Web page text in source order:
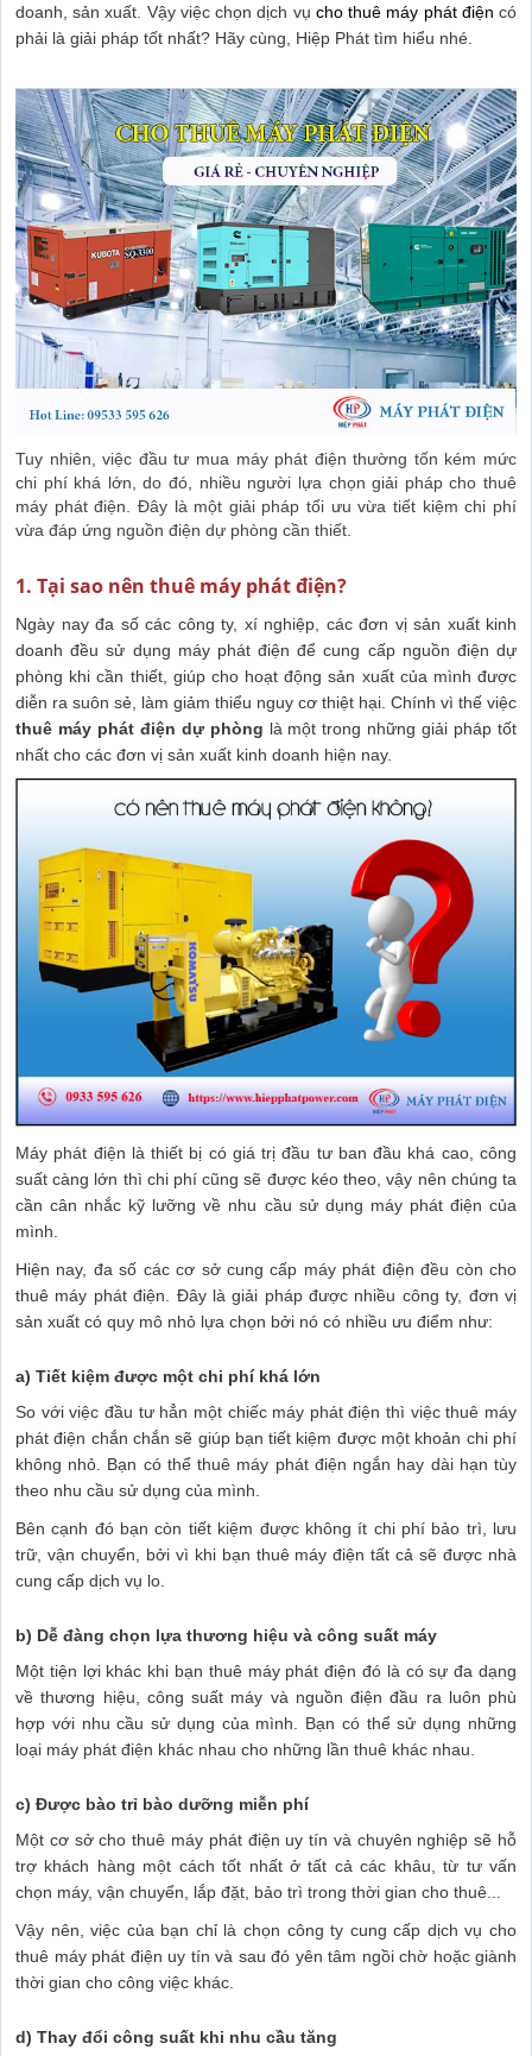
doanh, sản xuất. Vậy việc chọn dịch vụ cho thuê máy phát điện có
phải là giải pháp tốt nhất? Hãy cùng, Hiệp Phát tìm hiểu nhé.
Tuy nhiên, việc đầu tư mua máy phát điện thường tốn kém mức
chi phí khá lớn, do đó, nhiều người lựa chọn giải pháp cho thuê
máy phát điện. Đây là một giải pháp tối ưu vừa tiết kiệm chi phí
vừa đáp ứng nguồn điện dự phòng cần thiết.
1. Tại sao nên thuê máy phát điện?
Ngày nay đa số các công ty, xí nghiệp, các đơn vị sản xuất kinh
doanh đều sử dụng máy phát điện để cung cấp nguồn điện dự
phòng khi cần thiết, giúp cho hoạt động sản xuất của mình được
diễn ra suôn sẻ, làm giảm thiểu nguy cơ thiệt hại. Chính vì thế việc
thuê máy phát điện dự phòng là một trong những giải pháp tốt
nhất cho các đơn vị sản xuất kinh doanh hiện nay.
Máy phát điện là thiết bị có giá trị đầu tư ban đầu khá cao, công
suất càng lớn thì chi phí cũng sẽ được kéo theo, vậy nên chúng ta
cần cân nhắc kỹ lưỡng về nhu cầu sử dụng máy phát điện của
mình.
Hiện nay, đa số các cơ sở cung cấp máy phát điện đều còn cho
thuê máy phát điện. Đây là giải pháp được nhiều công ty, đơn vị
sản xuất có quy mô nhỏ lựa chọn bởi nó có nhiều ưu điểm như:
a) Tiết kiệm được một chi phí khá lớn
So với việc đầu tư hẳn một chiếc máy phát điện thì việc thuê máy
phát điện chắn chắn sẽ giúp bạn tiết kiệm được một khoản chi phí
không nhỏ. Bạn có thể thuê máy phát điện ngắn hay dài hạn tùy
theo nhu cầu sử dụng của mình.
Bên cạnh đó bạn còn tiết kiệm được không ít chi phí bảo trì, lưu
trữ, vận chuyển, bởi vì khi bạn thuê máy điện tất cả sẽ được nhà
cung cấp dịch vụ lo.
b) Dễ đàng chọn lựa thương hiệu và công suất máy
Một tiện lợi khác khi bạn thuê máy phát điện đó là có sự đa dạng
về thương hiệu, công suất máy và nguồn điện đầu ra luôn phù
hợp với nhu cầu sử dụng của mình. Bạn có thể sử dụng những
loại máy phát điện khác nhau cho những lần thuê khác nhau.
c) Được bào trỉ bào dưỡng miễn phí
Một cơ sở cho thuê máy phát điện uy tín và chuyên nghiệp sẽ hỗ
trợ khách hàng một cách tốt nhất ở tất cả các khâu, từ tư vấn
chọn máy, vận chuyển, lắp đặt, bảo trì trong thời gian cho thuê...
Vậy nên, việc của bạn chỉ là chọn công ty cung cấp dịch vụ cho
thuê máy phát điện uy tín và sau đó yên tâm ngồi chờ hoặc giành
thời gian cho công việc khác.
d) Thay đổi công suất khi nhu cầu tăng